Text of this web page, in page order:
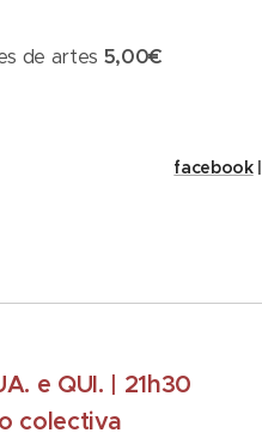
de artes 5,00€
facebook|
e QUI. | 21h30
colectiva